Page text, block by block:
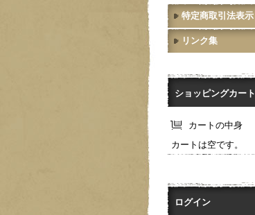
特定商取引法表示
リンク集
ショッピングカート
カートの中身
カートは空です。
ログイン